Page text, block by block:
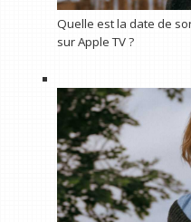
Quelle est la date de
sur Apple TV ?